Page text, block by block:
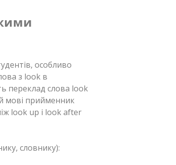
особливо
з look в
переклад слова look
мові прийменник
look up і look after
словнику):